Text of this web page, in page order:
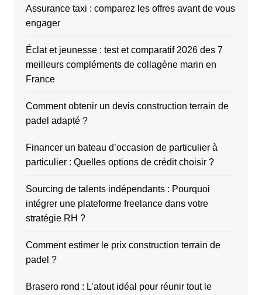
Assurance taxi : comparez les offres avant de vous
engager
Éclat et jeunesse : test et comparatif 2026 des 7
meilleurs compléments de collagène marin en
France
Comment obtenir un devis construction terrain de
padel adapté ?
Financer un bateau d’occasion de particulier à
particulier : Quelles options de crédit choisir ?
Sourcing de talents indépendants : Pourquoi
intégrer une plateforme freelance dans votre
stratégie RH ?
Comment estimer le prix construction terrain de
padel ?
Brasero rond : L’atout idéal pour réunir tout le